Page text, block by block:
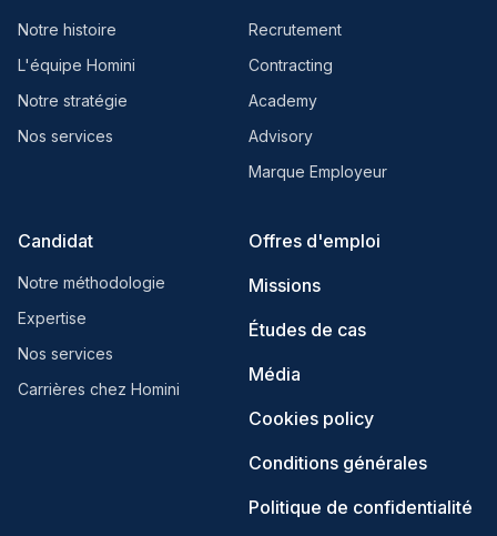
Notre histoire
L'équipe Homini
Notre stratégie
Nos services
Recrutement
Contracting
Academy
Advisory
Marque Employeur
Candidat
Notre méthodologie
Expertise
Nos services
Carrières chez Homini
Offres d'emploi
Missions
Études de cas
Média
Cookies policy
Conditions générales
Politique de confidentialité